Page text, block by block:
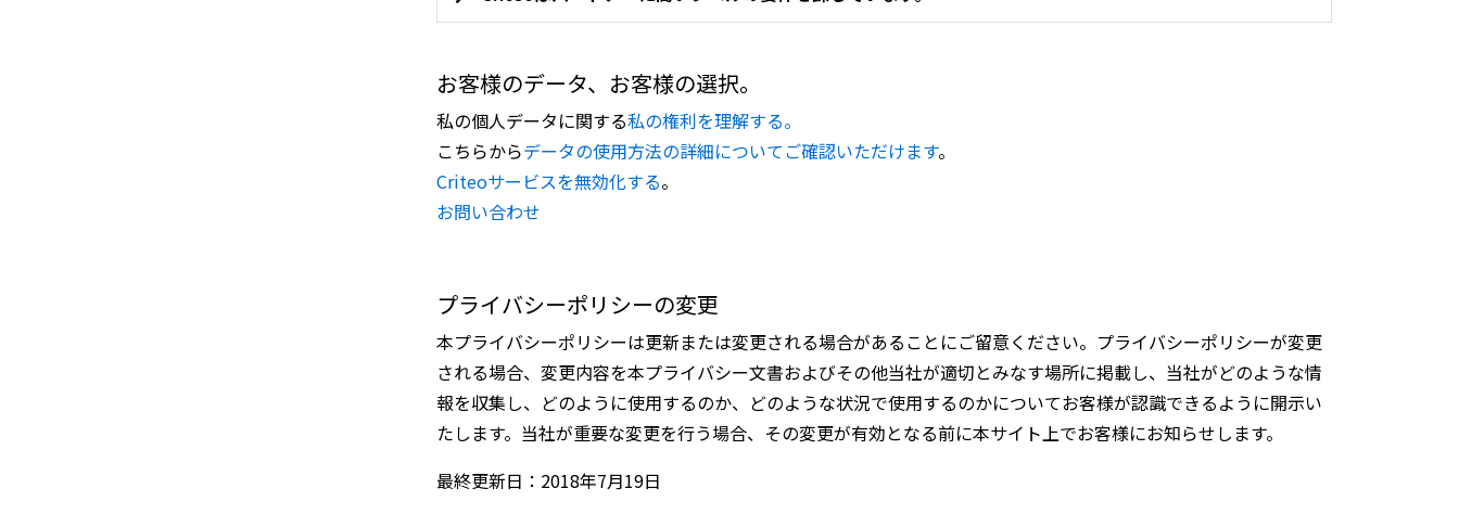
これらの専門家は、製品およびR&D組織内に配置されており、製品ライフサイクルにおける潜在的なリ
スクを監視し、リスク軽減のための継続的なプライバシー影響評価を行っています。
データプラバシーチームは、会社全体規模でのプライバシー研修を実施して行動規範を強化しており、
当社が最高品質の製品およびサービスを構築するために必要不可欠な役割を果たしています。
当社は、当社の内部ポリシーについて定期的に確認および記録し、必要に応じて既存のプライバシー
を可能にするようなデータを収集すること。
または性的指向など）を収集すること。ただし、機密情報を公開する可能性のあるパブリッシャーの
プロパティ（例：医療系ウェブサイト）上に広告を提供する目的のみにおいて、当社はそのウェブサイ
トのURLまたはモバイルアプリの名称を収集する場合があります。
お客様が使用するデバイスのハードウェア識別子（UDIDまたはMACアドレスなど）など、取消不能な
識別子を収集すること。
お客様の正確な位置情報に関連するデータをリアルタイムで収集すること。
デジタル広告アライアンス
デジタル広告アライアンス（DAA）のオンライン行動ターゲティング広告に関する自主規制原則
DAAの「YourAdChoices」登録解除プラットフォーム
欧州デジタル広告アライアンス
欧州デジタル広告アライアンス（European Digital Advertising Alliance：EDAA）
カナダデジタル広告アライアンス
イパートナーガイドライン
パーソナライズされた広告を表示する目的のためにCookieまたは類似する技術を配置する前にユーザ
ーの同意を収集すること。
お客様のデータ、お客様の選択。
私の個人データに関する私の権利を理解する。
こちらからデータの使用方法の詳細についてご確認いただけます。
Criteoサービスを無効化する。
お問い合わせ
プライバシーポリシーの変更
本プライバシーポリシーは更新または変更される場合があることにご留意ください。プライバシーポリシーが変更
される場合、変更内容を本プライバシー文書およびその他当社が適切とみなす場所に掲載し、当社がどのような情
報を収集し、どのように使用するのか、どのような状況で使用するのかについてお客様が認識できるように開示い
たします。当社が重要な変更を行う場合、その変更が有効となる前に本サイト上でお客様にお知らせします。
最終更新日：2018年7月19日